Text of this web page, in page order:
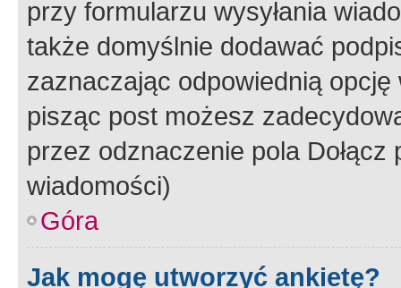
przy formularzu wysyłania
także domyślnie dodawać
zaznaczając odpowiednią
pisząc post możesz
przez odznaczenie pola
wiadomości)
Góra
Jak mogę utworzyć ankietę?